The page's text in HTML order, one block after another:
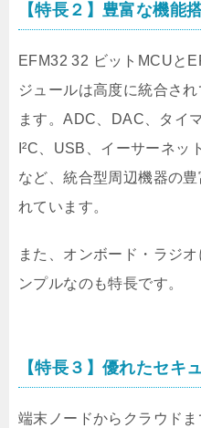
【特長２】豊富な機能
EFM32 32 ビットMCUと
ジュールは高度に統合さ
ます。ADC、DAC、タイ
I²C、USB、イーサーネッ
など、統合型周辺機器の
れています。
また、オンボード・ラジ
ンプルなのも特長です。
【特長３】優れたセキ
端末ノードからクラウド